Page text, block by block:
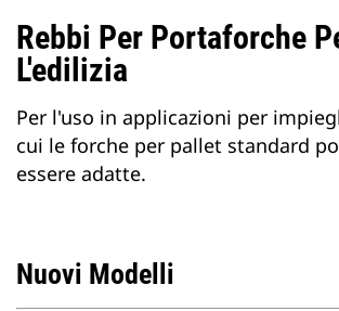
Rebbi Per Portaforche
L'edilizia
Per l'uso in applicazioni per
cui le forche per pallet standard
essere adatte.
Nuovi Modelli